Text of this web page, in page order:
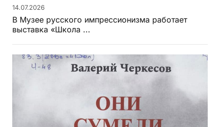
14.07.2026
В Музее русского импрессионизма работает
выставка «Школа ...